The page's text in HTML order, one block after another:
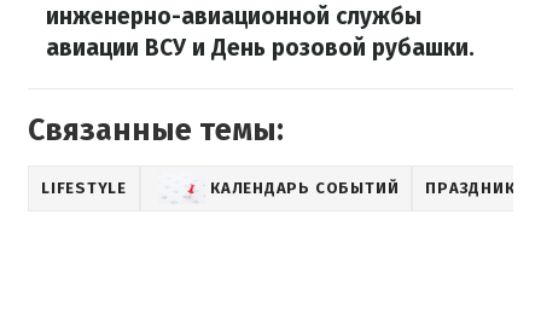
инженерно-авиационной службы
авиации ВСУ и День розовой рубашки.
Связанные темы:
LIFESTYLE КАЛЕНДАРЬ СОБЫТИЙ ПРАЗДНИК В